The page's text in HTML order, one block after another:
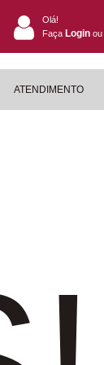
Olá!
Faça Login ou
ATENDIMENTO